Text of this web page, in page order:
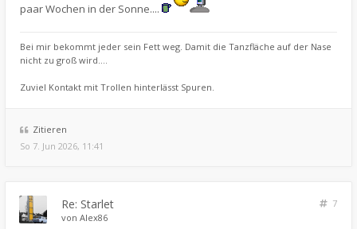
paar Wochen in der Sonne....
Bei mir bekommt jeder sein Fett weg. Damit die Tanzfläche auf der Nase
nicht zu groß wird....
Zuviel Kontakt mit Trollen hinterlässt Spuren.
Zitieren
So 7. Jun 2026, 11:41
Re: Starlet
7
von Alex86